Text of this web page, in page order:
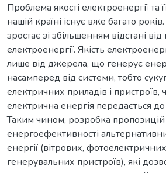
Проблема якості електроенергії та
нашій країні існує вже багато
зростає зі збільшенням відстані
електроенергії. Якість
лише від джерела, що генерує
насамперед від системи, тобто
електричних приладів і пристроїв,
електрична енергія передається
Таким чином, розробка
енергоефективності
енергії (вітрових,
генерувальних пристроїв), які